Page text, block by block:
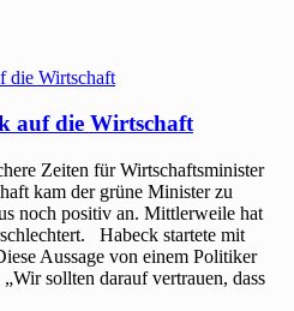
auf die Wirtschaft
Zeiten für Wirtschaftsminister
kam der grüne Minister zu
noch positiv an. Mittlerweile hat
Habeck startete mit
Aussage von einem Politiker
sollten darauf vertrauen, dass